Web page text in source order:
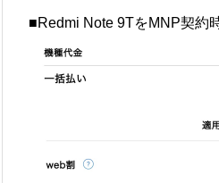
■Redmi Note 9TをMNP契約